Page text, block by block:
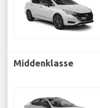
Middenklasse